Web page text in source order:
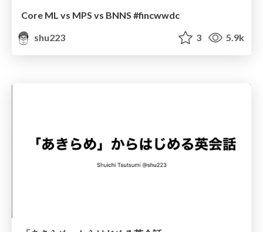
Core ML vs MPS vs BNNS #fincwwdc
shu223
3 5.9k